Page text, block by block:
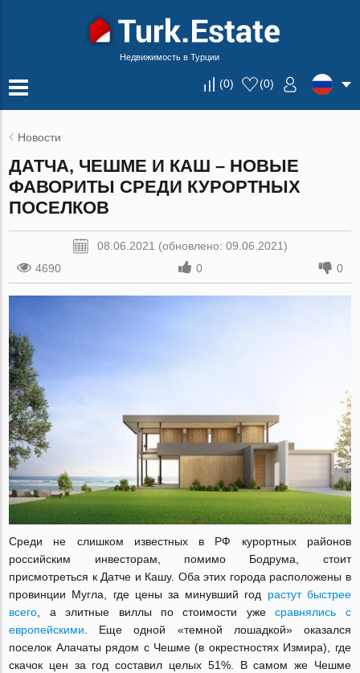
Недвижимость в Турции
(0) (0)
Новости
ДАТЧА, ЧЕШМЕ И КАШ – НОВЫЕ
ФАВОРИТЫ СРЕДИ КУРОРТНЫХ
ПОСЕЛКОВ
08.06.2021 (обновлено: 09.06.2021)
4690
0 0
Среди не слишком известных в РФ курортных районов
российским инвесторам, помимо Бодрума, стоит
присмотреться к Датче и Кашу. Оба этих города расположены в
провинции Мугла, где цены за минувший год растут быстрее
всего , а элитные виллы по стоимости ужесравнялись с
европейскими . Еще одной «темной лошадкой» оказался
поселок Алачаты рядом с Чешме (в окрестностях Измира), где
скачок цен за год составил целых 51%. В самом же Чешме